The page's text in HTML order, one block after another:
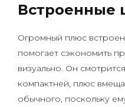
Встроенные
Огромный плюс
помогает сэкономить
визуально. Он
компактней, плюс
обычного, поскольку